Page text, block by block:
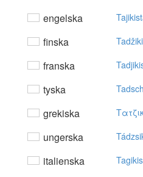
engelska
finska
franska
tyska
grekiska
ungerska
italienska